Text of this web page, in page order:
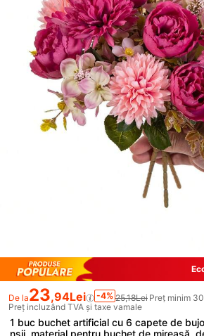
De la23,94Lei -4% 25,18Lei Preț minim
Preț incluzând TVA și taxe vamale
1 buc buchet artificial cu 6 capete de
nsii, material pentru buchet de mireasă,